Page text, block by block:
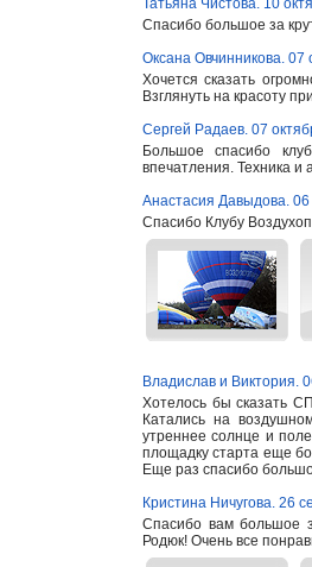
Татьяна Чистова. 10
Спасибо большое за
Оксана Овчинникова. 07
Хочется сказать
Взглянуть на красоту
Сергей Радаев. 07
Большое спасибо
впечатления. Техника и
Анастасия Давыдова. 06
Спасибо Клубу
Владислав и Виктория.
Хотелось бы сказать
Катались на
утреннее солнце и
площадку старта еще
Еще раз спасибо
Кристина Ничугова. 26
Спасибо вам большое
Родюк! Очень все